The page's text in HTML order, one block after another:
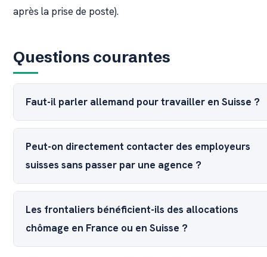
après la prise de poste).
Questions courantes
Faut-il parler allemand pour travailler en Suisse ?
Peut-on directement contacter des employeurs
suisses sans passer par une agence ?
Les frontaliers bénéficient-ils des allocations
chômage en France ou en Suisse ?